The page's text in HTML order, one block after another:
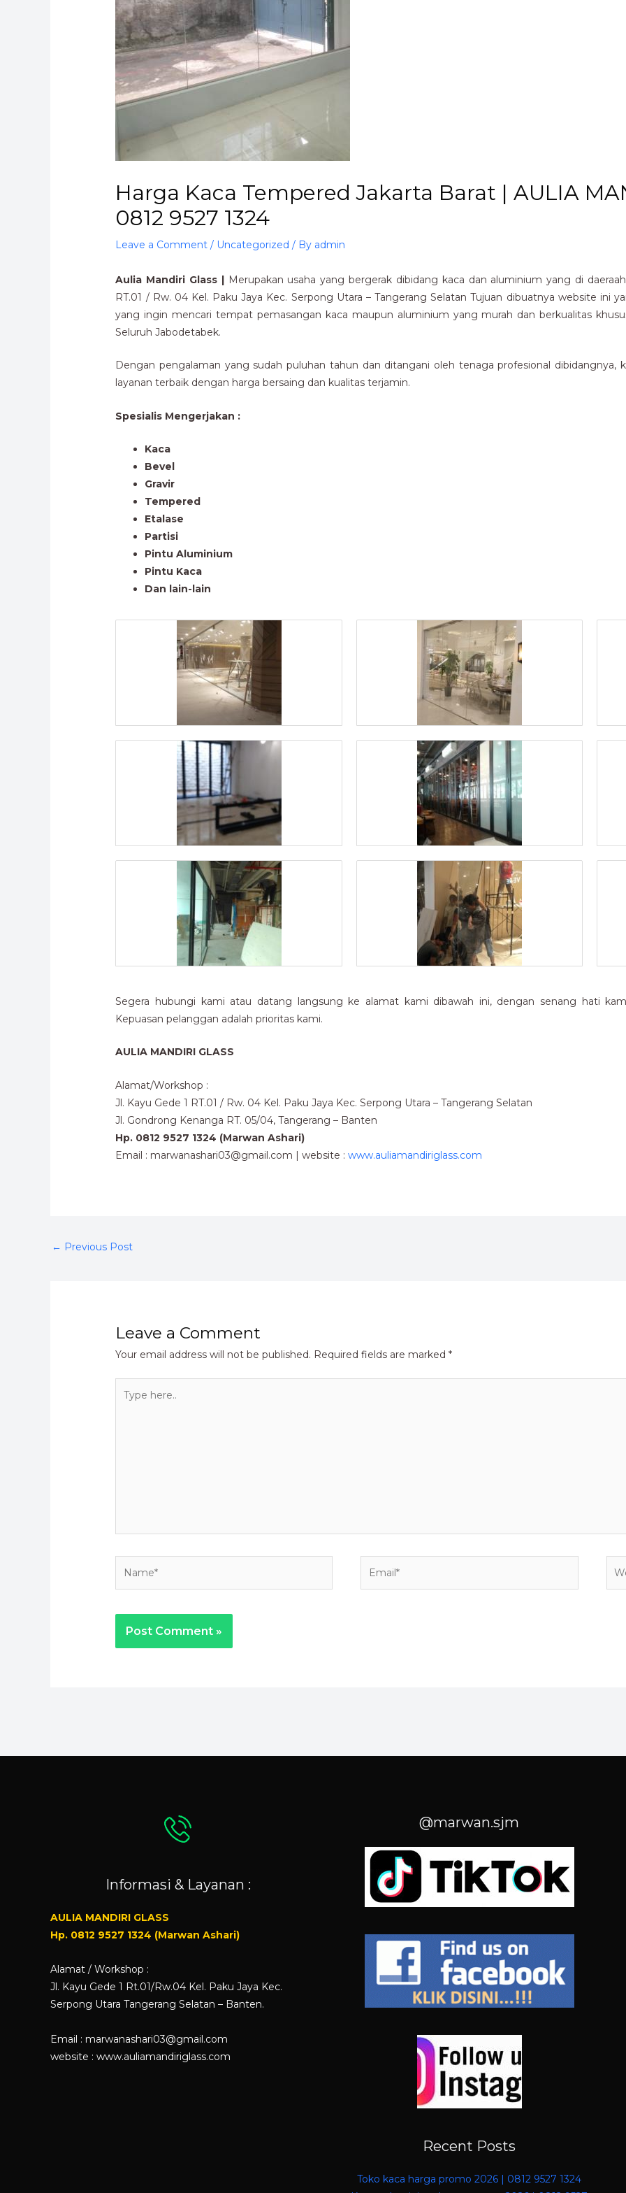
Harga Kaca Tempered Jakarta Barat | AULIA
0812 9527 1324
Leave a Comment / Uncategorized / By admin
Aulia Mandiri Glass |Merupakan usaha yang bergerak dibidang kaca dan aluminium yang di
RT.01 / Rw. 04 Kel. Paku Jaya Kec. Serpong Utara – Tangerang Selatan Tujuan dibuatnya website ini
yang ingin mencari tempat pemasangan kaca maupun aluminium yang murah dan berkualitas
Seluruh Jabodetabek.
Dengan pengalaman yang sudah puluhan tahun dan ditangani oleh tenaga profesional dibidangnya,
layanan terbaik dengan harga bersaing dan kualitas terjamin.
Spesialis Mengerjakan :
Kaca
Bevel
Gravir
Tempered
Etalase
Partisi
Pintu Aluminium
Pintu Kaca
Dan lain-lain
Segera hubungi kami atau datang langsung ke alamat kami dibawah ini, dengan senang hati
Kepuasan pelanggan adalah prioritas kami.
AULIA MANDIRI GLASS
Alamat/Workshop :
Jl. Kayu Gede 1 RT.01 / Rw. 04 Kel. Paku Jaya Kec. Serpong Utara – Tangerang Selatan
Jl. Gondrong Kenanga RT. 05/04, Tangerang – Banten
Hp. 0812 9527 1324 (Marwan Ashari)
Email : marwanashari03@gmail.com | website :www.auliamandiriglass.com
← Previous Post
Leave a Comment
Your email address will not be published. Required fields are marked*
here..
Informasi & Layanan :
AULIA MANDIRI GLASS
Hp. 0812 9527 1324 (Marwan Ashari)
Alamat / Workshop :
Jl. Kayu Gede 1 Rt.01/Rw.04 Kel. Paku Jaya Kec.
Serpong Utara Tangerang Selatan – Banten.
Email : marwanashari03@gmail.com
website : www.auliamandiriglass.com
@marwan.sjm
Recent Posts
Toko kaca harga promo 2026 | 0812 9527 1324